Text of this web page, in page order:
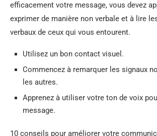
efficacement votre message, vous devez
exprimer de manière non verbale et à lire
verbaux de ceux qui vous entourent.
Utilisez un bon contact visuel.
Commencez à remarquer les signaux
les autres.
Apprenez à utiliser votre ton de voix
message.
10 conseils pour améliorer votre